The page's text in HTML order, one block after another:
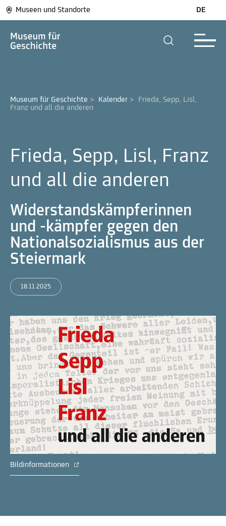
Museen und Standorte DE
Museum für Geschichte > Kalender >
Frieda, Sepp, Lisl,
Franz und all die anderen
Frieda, Sepp, Lisl, Franz
und all die anderen
Widerstandskämpferinnen
und -kämpfer gegen den
Nationalsozialismus aus der
Steiermark
18.11.2025
Bildinformationen